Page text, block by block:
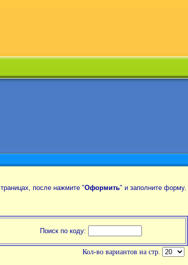
после нажмите "Оформить" и заполните форму.
Поиск по коду:
Кол-во вариантов на стр.